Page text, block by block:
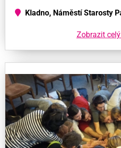
Kladno, Náměstí Starosty
Zobrazit celý